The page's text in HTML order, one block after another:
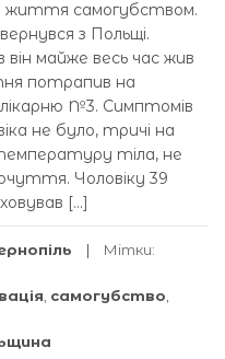
життя самогубством.
з Польщі.
він майже весь час жив
потрапив на
лікарню №3. Симптомів
не було, тричі на
тіла, не
Чоловіку 39
[…]
Мітки:
самогубство